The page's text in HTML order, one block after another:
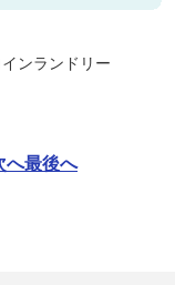
ンランドリー
へ最後へ